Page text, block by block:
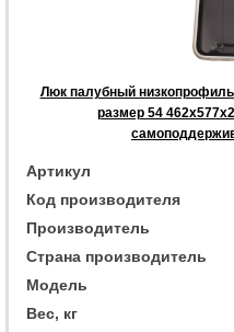
Люк палубный
размер 54
Артикул
Код производителя
Производитель
Страна производитель
Модель
Вес, кг